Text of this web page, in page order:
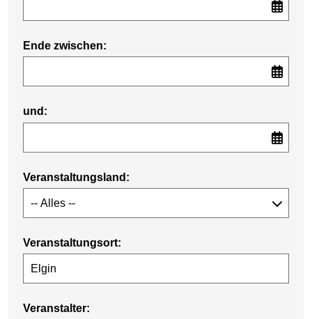
Ende zwischen:
und:
Veranstaltungsland:
Veranstaltungsort:
Veranstalter: